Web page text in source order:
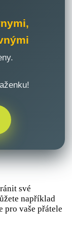
své
například
vaše přátele